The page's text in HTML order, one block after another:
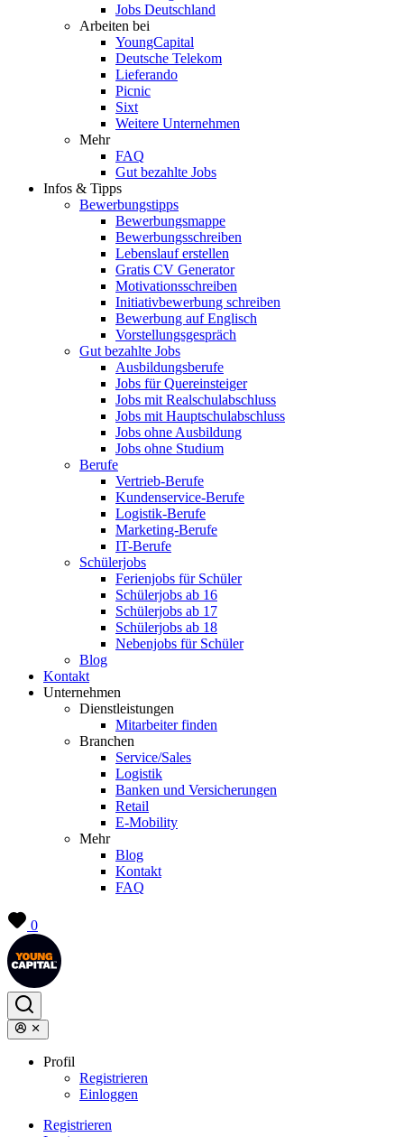
Jobs Deutschland
Arbeiten bei
YoungCapital
Deutsche Telekom
Lieferando
Picnic
Sixt
Weitere Unternehmen
Mehr
FAQ
Gut bezahlte Jobs
Infos & Tipps
Bewerbungstipps
Bewerbungsmappe
Bewerbungsschreiben
Lebenslauf erstellen
Gratis CV Generator
Motivationsschreiben
Initiativbewerbung schreiben
Bewerbung auf Englisch
Vorstellungsgespräch
Gut bezahlte Jobs
Ausbildungsberufe
Jobs für Quereinsteiger
Jobs mit Realschulabschluss
Jobs mit Hauptschulabschluss
Jobs ohne Ausbildung
Jobs ohne Studium
Berufe
Vertrieb-Berufe
Kundenservice-Berufe
Logistik-Berufe
Marketing-Berufe
IT-Berufe
Schülerjobs
Ferienjobs für Schüler
Schülerjobs ab 16
Schülerjobs ab 17
Schülerjobs ab 18
Nebenjobs für Schüler
Blog
Kontakt
Unternehmen
Dienstleistungen
Mitarbeiter finden
Branchen
Service/Sales
Logistik
Banken und Versicherungen
Retail
E-Mobility
Mehr
Blog
Kontakt
FAQ
0
Profil
Registrieren
Einloggen
Registrieren